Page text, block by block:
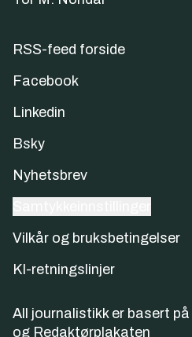
RSS-feed forside
Facebook
Linkedin
Bsky
Nyhetsbrev
Vilkår og bruksbetingelser
KI-retningslinjer
All journalistikk er basert på
og Redaktørplakaten